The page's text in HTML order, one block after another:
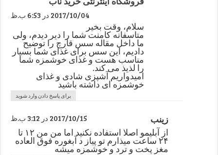
2017/10/04 در 6:53 ب.ظ
سلام، وقت بخیر
متاسفانه کامنت شما را دیر دیدم، ولی
ما داخل مقاله سس قارچ را توضیح
دادیم، این سس برای غذای شما بسیار
مناسب هست و غذای خوشمزه شما
را لذیذ می کند.
امیدواریم آشپزی شادی و غذای
خوشمزه ای داشته باشید
برای پاسخ دادن وارد شوید
زینب 2017/10/15 در 3:12 ب.ظ
از آبلیمو اصلا استفاده نکنید اما من من ۱۲ تا
۲۴ ساعت میذارم تو پیاز د آبغوره فوق العاده
مغز پخت و ترد و خوشمزه میشه